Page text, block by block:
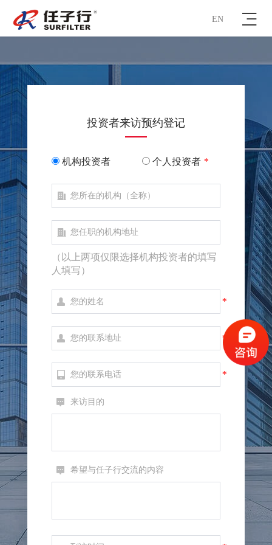
EN
投资者来访预约登记
机构投资者 个人投资者 *
（以上两项仅限选择机构投资者的填写
人填写）
*
*
*
来访目的
希望与任子行交流的内容